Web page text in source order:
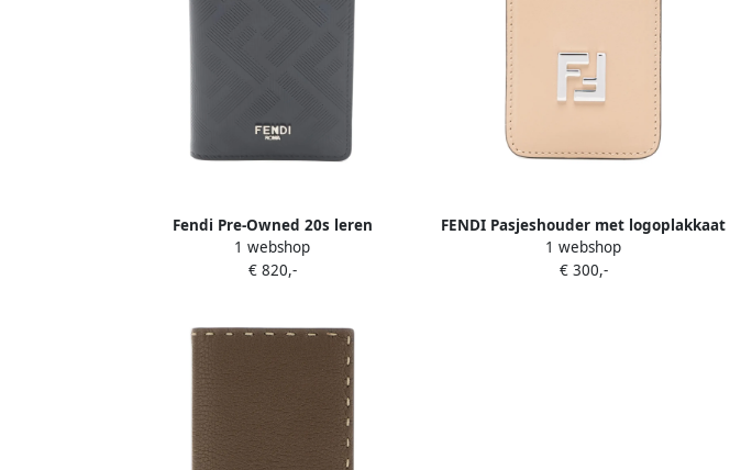
Fendi Pre-Owned 20s leren
pasjeshouder Zwart
1 webshop
€ 820,-
FENDI Pasjeshouder met logoplakkaat
Beige
1 webshop
€ 300,-